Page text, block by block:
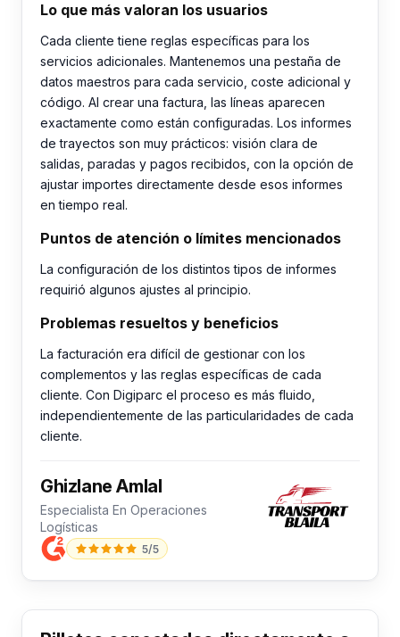
Lo que más valoran los usuarios
Cada cliente tiene reglas específicas para los
servicios adicionales. Mantenemos una pestaña de
datos maestros para cada servicio, coste adicional y
código. Al crear una factura, las líneas aparecen
exactamente como están configuradas. Los informes
de trayectos son muy prácticos: visión clara de
salidas, paradas y pagos recibidos, con la opción de
ajustar importes directamente desde esos informes
en tiempo real.
Puntos de atención o límites mencionados
La configuración de los distintos tipos de informes
requirió algunos ajustes al principio.
Problemas resueltos y beneficios
La facturación era difícil de gestionar con los
complementos y las reglas específicas de cada
cliente. Con Digiparc el proceso es más fluido,
independientemente de las particularidades de cada
cliente.
Ghizlane Amlal
Especialista En Operaciones
Logísticas
5/5